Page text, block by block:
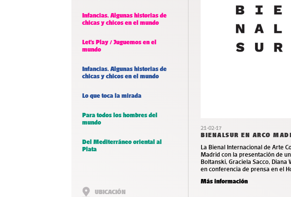
Infancias. Algunas historias de
chicas y chicos en el mundo
Let’s Play / Juguemos en el
mundo
Infancias. Algunas historias de
chicas y chicos en el mundo
Lo que toca la mirada
Para todos los hombres del
mundo
Del Mediterráneo oriental al
Plata
UBICACIÓN
21-02-17
BIENALSUR EN ARCO
La Bienal Internacional de Arte
Madrid con la presentación de
Boltanski, Graciela Sacco, Diana
en conferencia de prensa en el
Más información